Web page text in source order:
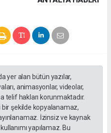
yer alan bütün yazılar,
animasyonlar, videolar,
telif hakları korunmaktadır.
bir şekilde kopyalanamaz,
İzinsiz ve kaynak
yapılamaz. Bu